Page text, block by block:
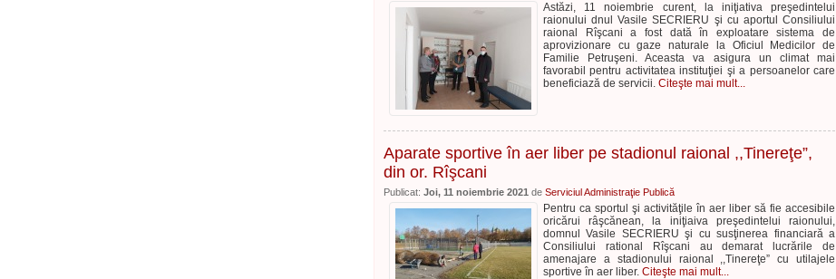
Astăzi, 11 noiembrie curent, la iniţiativa preşedintelui
raionului dnul Vasile SECRIERU şi cu aportul Consiliului
raional Rîşcani a fost dată în exploatare sistema de
aprovizionare cu gaze naturale la Oficiul Medicilor de
Familie Petruşeni. Aceasta va asigura un climat mai
favorabil pentru activitatea instituţiei şi a persoanelor care
beneficiază de servicii. Citeşte mai mult...
Aparate sportive în aer liber pe stadionul raional ,,Tinereţe”,
din or. Rîşcani
Publicat: Joi, 11 noiembrie 2021 de Serviciul Administraţie Publică
Pentru ca sportul şi activităţile în aer liber să fie accesibile
oricărui râşcănean, la iniţiaiva preşedintelui raionului,
domnul Vasile SECRIERU şi cu susţinerea financiară a
Consiliului rational Rîşcani au demarat lucrările de
amenajare a stadionului raional ,,Tinereţe” cu utilajele
sportive în aer liber. Citeşte mai mult...